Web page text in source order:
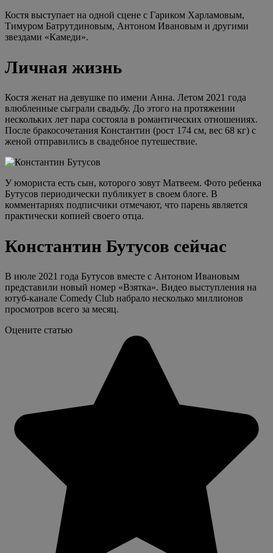
Костя выступает на одной сцене с Гариком Харламовым,
Тимуром Батрутдиновым, Антоном Ивановым и другими
звездами «Камеди».
Личная жизнь
Костя женат на девушке по имени Анна. Летом 2021 года
влюбленные сыграли свадьбу. До этого на протяжении
нескольких лет пара состояла в романтических отношениях.
После бракосочетания Константин (рост 174 см, вес 68 кг) с
женой отправились в свадебное путешествие.
У юмориста есть сын, которого зовут Матвеем. Фото ребенка
Бутусов периодически публикует в своем блоге. В
комментариях подписчики отмечают, что парень является
практически копией своего отца.
Константин Бутусов сейчас
В июле 2021 года Бутусов вместе с Антоном Ивановым
представили новый номер «Взятка». Видео выступления на
ютуб-канале Comedy Club набрало несколько миллионов
просмотров всего за месяц.
Оцените статью